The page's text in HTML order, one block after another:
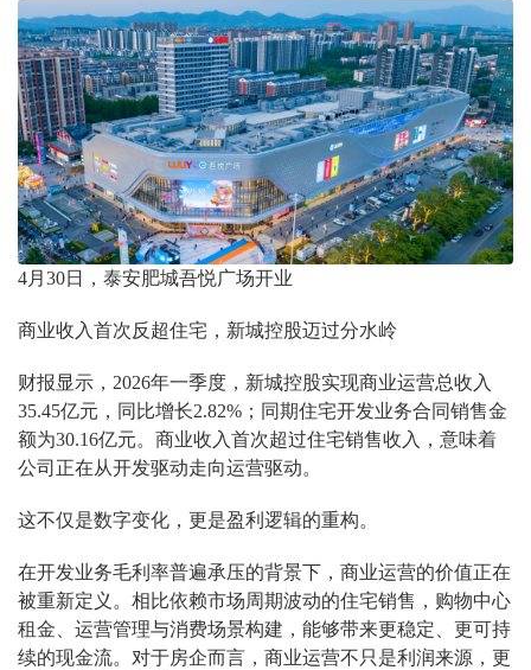
4月30日，泰安肥城吾悦广场开业
商业收入首次反超住宅，新城控股迈过分水岭
财报显示，2026年一季度，新城控股实现商业运营总收入
35.45亿元，同比增长2.82%；同期住宅开发业务合同销售金
额为30.16亿元。商业收入首次超过住宅销售收入，意味着
公司正在从开发驱动走向运营驱动。
这不仅是数字变化，更是盈利逻辑的重构。
在开发业务毛利率普遍承压的背景下，商业运营的价值正在
被重新定义。相比依赖市场周期波动的住宅销售，购物中心
租金、运营管理与消费场景构建，能够带来更稳定、更可持
续的现金流。对于房企而言，商业运营不只是利润来源，更